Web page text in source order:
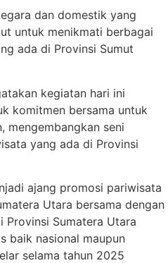
dan domestik yang
untuk menikmati berbagai
ada di Provinsi Sumut
kegiatan hari ini
komitmen bersama untuk
mengembangkan seni
yang ada di Provinsi
ajang promosi pariwisata
Utara bersama dengan
Sumatera Utara
baik nasional maupun
selama tahun 2025